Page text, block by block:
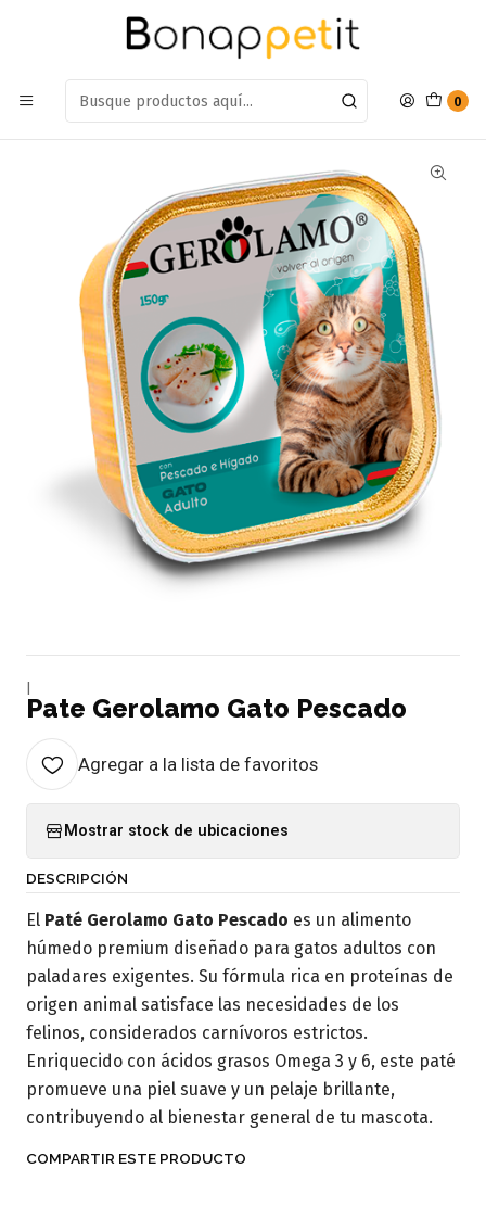
0
Estamos en: Antumalal 612, Quilicura Míranos en Maps
Pate Gerolamo Gato Pescado
Pate Gerolamo Gato Pescado
Agregar a la lista de favoritos
Mostrar stock de ubicaciones
DESCRIPCIÓN
El Paté Gerolamo Gato Pescado es un alimento
húmedo premium diseñado para gatos adultos con
paladares exigentes. Su fórmula rica en proteínas de
origen animal satisface las necesidades de los
felinos, considerados carnívoros estrictos.
Enriquecido con ácidos grasos Omega 3 y 6, este paté
promueve una piel suave y un pelaje brillante,
contribuyendo al bienestar general de tu mascota.
COMPARTIR ESTE PRODUCTO